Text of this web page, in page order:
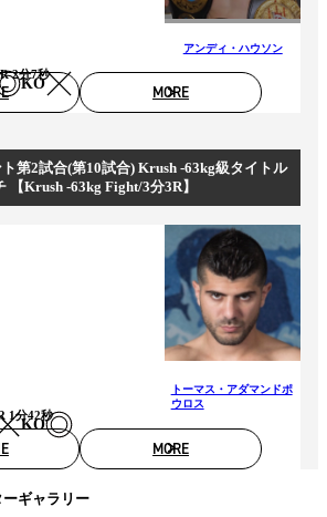
KO
2分7秒
アンディ・ハウソン
MORE
第2試合(第10試合) Krush -63kg級タイトル
【Krush -63kg Fight/3分3R】
KO
1分42秒
トーマス・アダマンドポ
ウロス
MORE
ーギャラリー